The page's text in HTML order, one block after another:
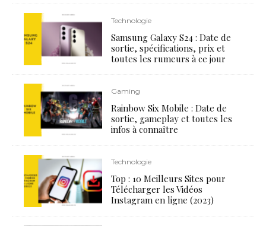
Technologie
Samsung Galaxy S24 : Date de
sortie, spécifications, prix et
toutes les rumeurs à ce jour
Gaming
Rainbow Six Mobile : Date de
sortie, gameplay et toutes les
infos à connaître
Technologie
Top : 10 Meilleurs Sites pour
Télécharger les Vidéos
Instagram en ligne (2023)